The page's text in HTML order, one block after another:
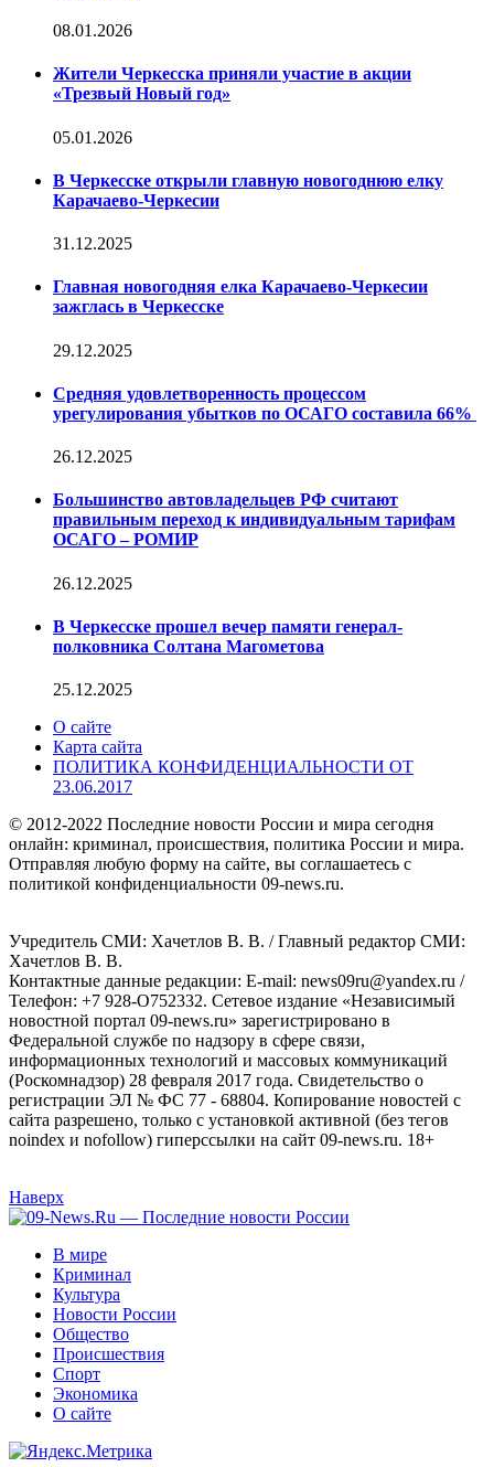
08.01.2026
Жители Черкесска приняли участие в акции
«Трезвый Новый год»
05.01.2026
В Черкесске открыли главную новогоднюю елку
Карачаево-Черкесии
31.12.2025
Главная новогодняя елка Карачаево-Черкесии
зажглась в Черкесске
29.12.2025
Средняя удовлетворенность процессом
урегулирования убытков по ОСАГО составила 66%
26.12.2025
Большинство автовладельцев РФ считают
правильным переход к индивидуальным тарифам
ОСАГО – РОМИР
26.12.2025
В Черкесске прошел вечер памяти генерал-
полковника Солтана Магометова
25.12.2025
О сайте
Карта сайта
ПОЛИТИКА КОНФИДЕНЦИАЛЬНОСТИ ОТ
23.06.2017
© 2012-2022 Последние новости России и мира сегодня
онлайн: криминал, происшествия, политика России и мира.
Отправляя любую форму на сайте, вы соглашаетесь с
политикой конфиденциальности 09-news.ru.
Учредитель СМИ: Хaчeтлoв B. B. / Главный редактор СМИ:
Хaчeтлoв B. B.
Контактные данные редакции: E-mail: news09ru@yandex.ru /
Телефон: +7 928-O752332. Сетевое издание «Независимый
новостной портал 09-news.ru» зарегистрировано в
Федеральной службе по надзору в сфере связи,
информационных технологий и массовых коммуникаций
(Роскомнадзор) 28 февраля 2017 года. Свидетельство о
регистрации ЭЛ № ФС 77 - 68804. Копирование новостей с
сайта разрешено, только с установкой активной (без тегов
noindex и nofollow) гиперссылки на сайт 09-news.ru. 18+
Наверх
В мире
Криминал
Культура
Новости России
Общество
Происшествия
Спорт
Экономика
О сайте